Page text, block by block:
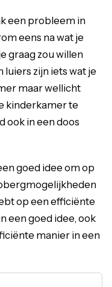
een probleem in
eens na wat je
graag zou willen
zijn iets wat je
maar wellicht
kinderkamer te
ook in een doos
goed idee om op
op een efficiënte
een goed idee, ook
manier in een